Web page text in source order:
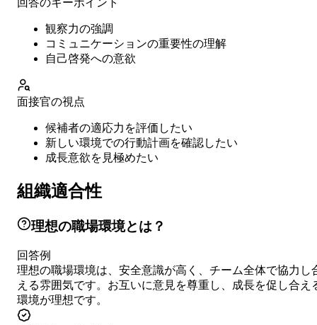
観察力の強調
コミュニケーションの重要性の理解
自己啓発への意欲
面接官の視点
候補者の適応力を評価したい
新しい環境での行動計画を確認したい
成長意欲を見極めたい
組織適合性
理想の職場環境とは？
回答例
理想の職場環境は、安全意識が高く、チーム全体で協力し
える雰囲気です。お互いに意見を尊重し、成長を促し合え
環境が理想です。